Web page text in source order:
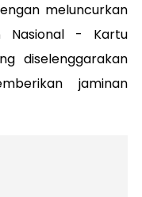
meluncurkan
Nasional - Kartu
diselenggarakan
jaminan